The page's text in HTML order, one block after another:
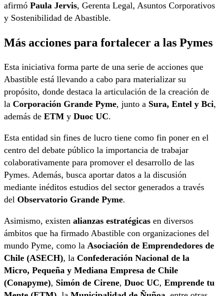
afirmó Paula Jervis, Gerenta Legal, Asuntos Corporativos
y Sostenibilidad de Abastible.
Más acciones para fortalecer a las Pymes
Esta iniciativa forma parte de una serie de acciones que
Abastible está llevando a cabo para materializar su
propósito, donde destaca la articulación de la creación de
la Corporación Grande Pyme, junto a Sura, Entel y Bci,
además de ETM y Duoc UC.
Esta entidad sin fines de lucro tiene como fin poner en el
centro del debate público la importancia de trabajar
colaborativamente para promover el desarrollo de las
Pymes. Además, busca aportar datos a la discusión
mediante inéditos estudios del sector generados a través
del Observatorio Grande Pyme.
Asimismo, existen alianzas estratégicas en diversos
ámbitos que ha firmado Abastible con organizaciones del
mundo Pyme, como la Asociación de Emprendedores de
Chile (ASECH), la Confederación Nacional de la
Micro, Pequeña y Mediana Empresa de Chile
(Conapyme), Simón de Cirene, Duoc UC, Emprende tu